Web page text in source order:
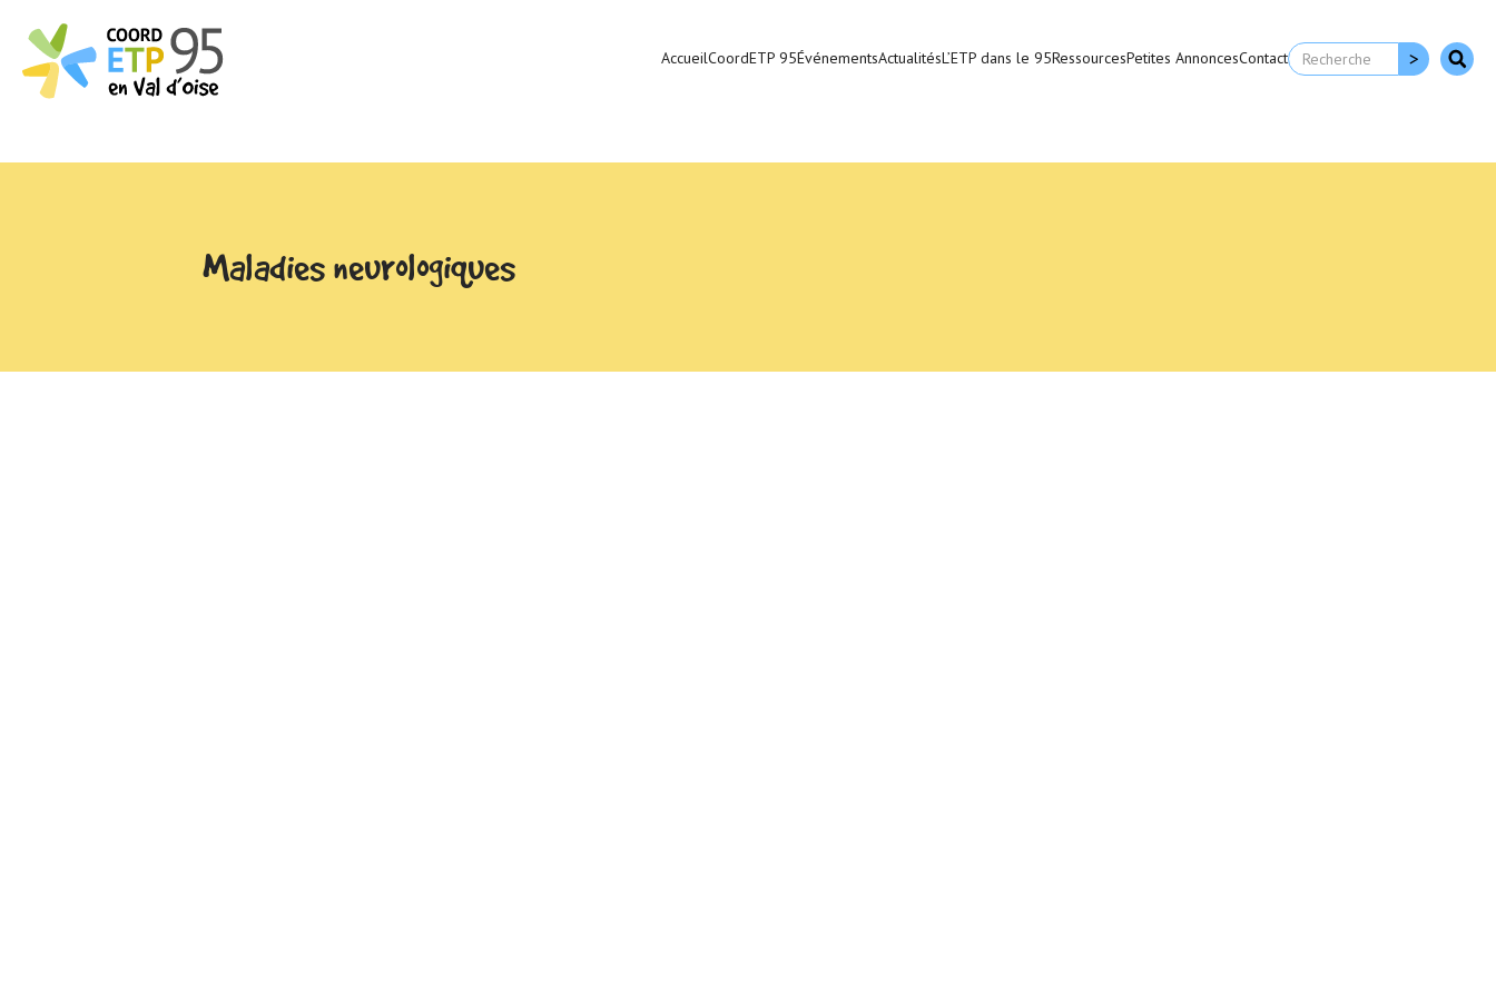
AccueilCoordETP 95ÉvénementsActualitésL’ETP dans le 95RessourcesPetites AnnoncesContact
Maladies neurologiques